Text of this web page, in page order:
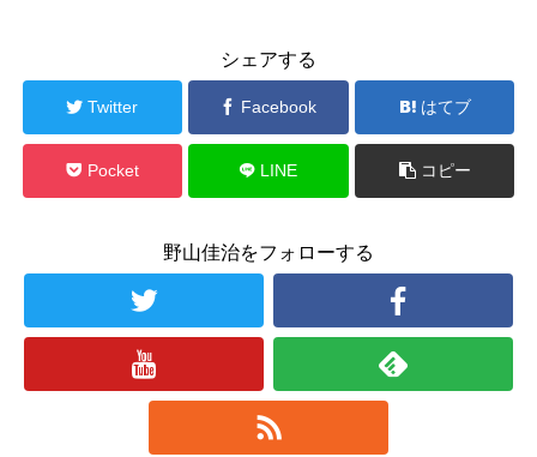
シェアする
Twitter Facebook はてブ
Pocket LINE コピー
野山佳治をフォローする